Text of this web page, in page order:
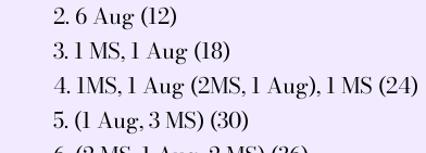
2. 6 Aug (12)
3. 1 MS, 1 Aug (18)
4. 1MS, 1 Aug (2MS, 1 Aug), 1 MS (24)
5. (1 Aug, 3 MS) (30)